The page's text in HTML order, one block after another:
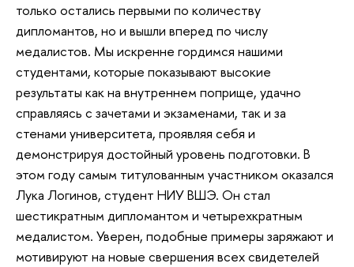
только остались первыми по количеству
дипломантов, но и вышли вперед по числу
медалистов. Мы искренне гордимся нашими
студентами, которые показывают высокие
результаты как на внутреннем поприще, удачно
справляясь с зачетами и экзаменами, так и за
стенами университета, проявляя себя и
демонстрируя достойный уровень подготовки. В
этом году самым титулованным участником оказался
Лука Логинов, студент НИУ ВШЭ. Он стал
шестикратным дипломантом и четырехкратным
медалистом. Уверен, подобные примеры заряжают и
мотивируют на новые свершения всех свидетелей